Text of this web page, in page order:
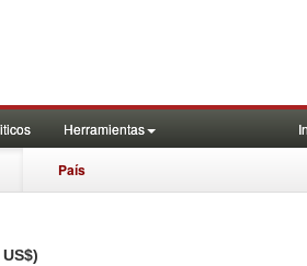
Herramientas
País